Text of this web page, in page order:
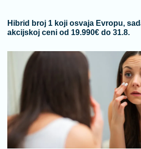
Hibrid broj 1 koji osvaja Evropu,
akcijskoj ceni od 19.990€ do 31.8.